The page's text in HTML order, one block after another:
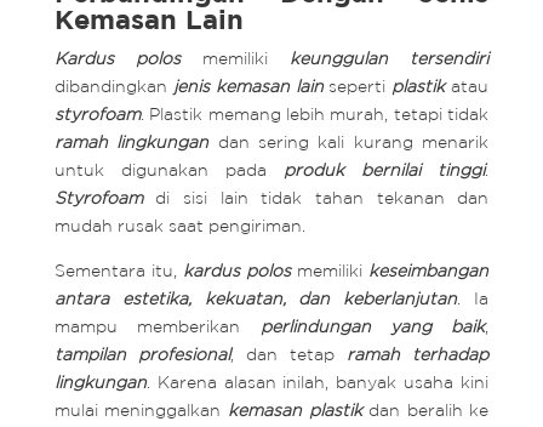
Kemasan Lain
Kardus polosmemiliki keunggulan tersendiri
dibandingkan jenis kemasan lainseperti plastikatau
styrofoam. Plastik memang lebih murah, tetapi tidak
ramah lingkungandan sering kali kurang menarik
untuk digunakan pada produk bernilai tinggi.
Styrofoamdi sisi lain tidak tahan tekanan dan
mudah rusak saat pengiriman.
Sementara itu, kardus polosmemiliki keseimbangan
antara estetika, kekuatan, dan keberlanjutan. Ia
mampu memberikan perlindungan yang baik,
tampilan profesional, dan tetap ramah terhadap
lingkungan. Karena alasan inilah, banyak usaha kini
mulai meninggalkan kemasan plastikdan beralih ke